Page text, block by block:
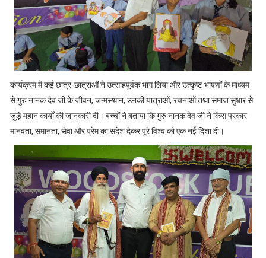
कार्यक्रम में कई छात्र-छात्राओं ने उत्साहपूर्वक भाग लिया और उत्कृष्ट भाषणों के माध्यम
से गुरु नानक देव जी के जीवन, जन्मस्थान, उनकी यात्राओं, रचनाओं तथा समाज सुधार से
जुड़े महान कार्यों की जानकारी दी। बच्चों ने बताया कि गुरु नानक देव जी ने किस प्रकार
मानवता, समानता, सेवा और प्रेम का संदेश देकर पूरे विश्व को एक नई दिशा दी।